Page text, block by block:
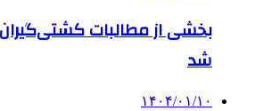
بخشی از مطالبات کشتی‌گیران
شد
۱۴۰۴/۰۱/۱۰